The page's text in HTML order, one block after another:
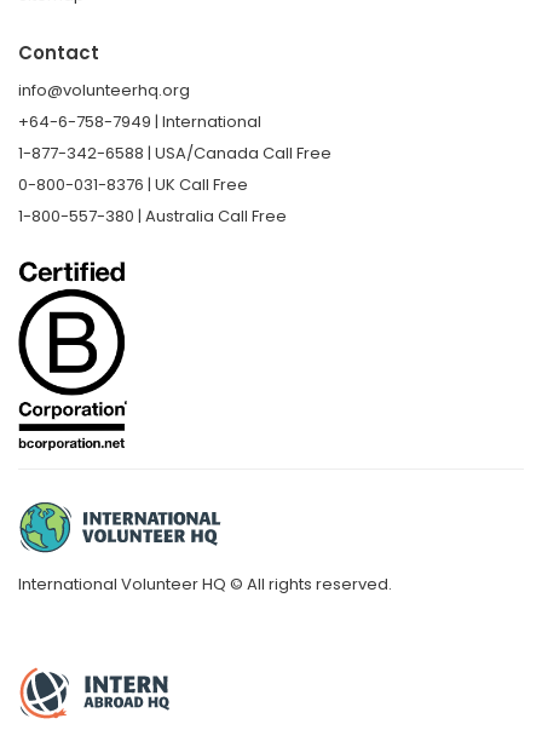
Contact
info@volunteerhq.org
+64-6-758-7949 | International
1-877-342-6588 | USA/Canada Call Free
0-800-031-8376 | UK Call Free
1-800-557-380 | Australia Call Free
International Volunteer HQ © All rights reserved.